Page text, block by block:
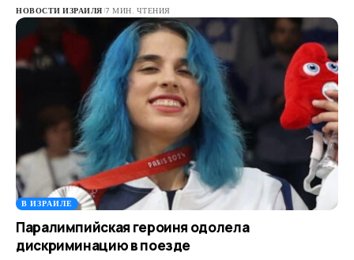
НОВОСТИ ИЗРАИЛЯ 7 МИН. ЧТЕНИЯ
В ИЗРАИЛЕ
Паралимпийская героиня одолела
дискриминацию в поезде